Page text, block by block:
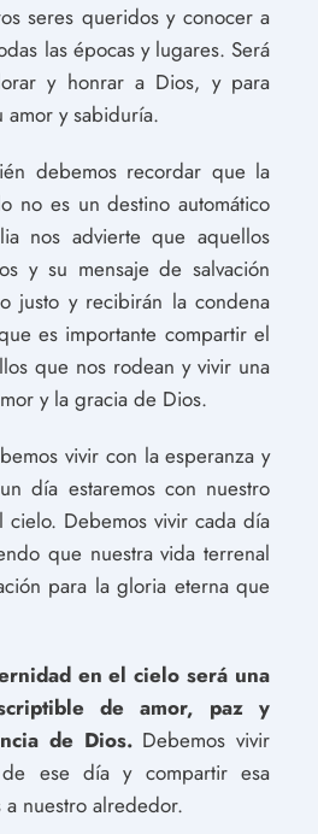
seres queridos y conocer a
las épocas y lugares. Será
y honrar a Dios, y para
y sabiduría.
debemos recordar que la
no es un destino automático
nos advierte que aquellos
y su mensaje de salvación
justo y recibirán la condena
es importante compartir el
que nos rodean y vivir una
y la gracia de Dios.
vivir con la esperanza y
día estaremos con nuestro
cielo. Debemos vivir cada día
que nuestra vida terrenal
para la gloria eterna que
en el cielo será una
de amor, paz y
de Dios.Debemos vivir
ese día y compartir esa
nuestro alrededor.